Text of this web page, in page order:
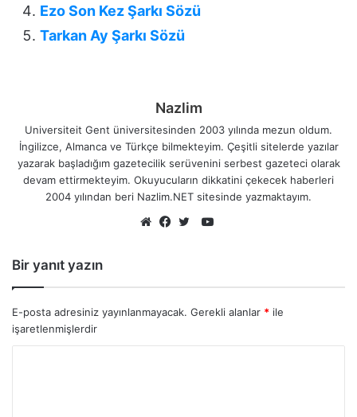
Ezo Son Kez Şarkı Sözü
Tarkan Ay Şarkı Sözü
Nazlim
Universiteit Gent üniversitesinden 2003 yılında mezun oldum.
İngilizce, Almanca ve Türkçe bilmekteyim. Çeşitli sitelerde yazılar
yazarak başladığım gazetecilik serüvenini serbest gazeteci olarak
devam ettirmekteyim. Okuyucuların dikkatini çekecek haberleri
2004 yılından beri Nazlim.NET sitesinde yazmaktayım.
YouTube
Bir yanıt yazın
E-posta adresiniz yayınlanmayacak. Gerekli alanlar * ile
işaretlenmişlerdir